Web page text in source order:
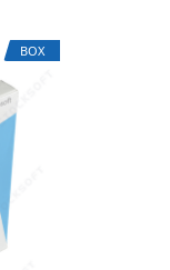
BOX